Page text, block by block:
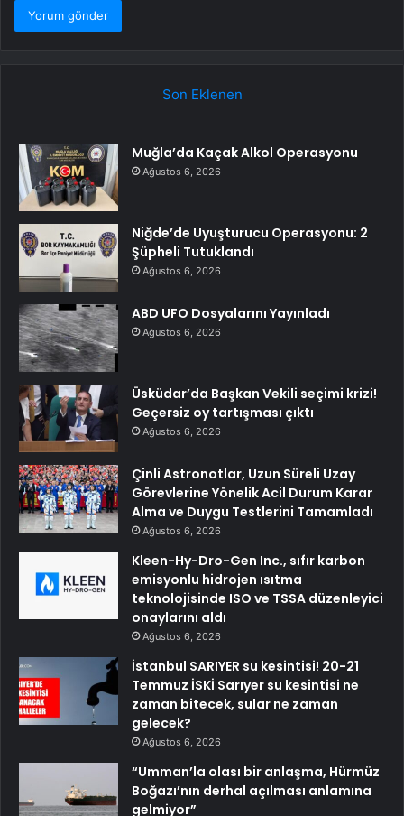
Son Eklenen
Muğla’da Kaçak Alkol Operasyonu
Ağustos 6, 2026
Niğde’de Uyuşturucu Operasyonu: 2
Şüpheli Tutuklandı
Ağustos 6, 2026
ABD UFO Dosyalarını Yayınladı
Ağustos 6, 2026
Üsküdar’da Başkan Vekili seçimi krizi!
Geçersiz oy tartışması çıktı
Ağustos 6, 2026
Çinli Astronotlar, Uzun Süreli Uzay
Görevlerine Yönelik Acil Durum Karar
Alma ve Duygu Testlerini Tamamladı
Ağustos 6, 2026
Kleen-Hy-Dro-Gen Inc., sıfır karbon
emisyonlu hidrojen ısıtma
teknolojisinde ISO ve TSSA düzenleyici
onaylarını aldı
Ağustos 6, 2026
İstanbul SARIYER su kesintisi! 20-21
Temmuz İSKİ Sarıyer su kesintisi ne
zaman bitecek, sular ne zaman
gelecek?
Ağustos 6, 2026
“Umman’la olası bir anlaşma, Hürmüz
Boğazı’nın derhal açılması anlamına
gelmiyor”